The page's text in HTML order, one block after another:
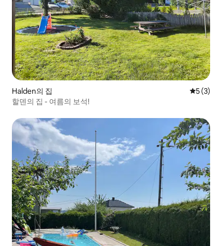
Halden의 집 평점 5점
5 (3)
할덴의 집 - 여름의 보석!